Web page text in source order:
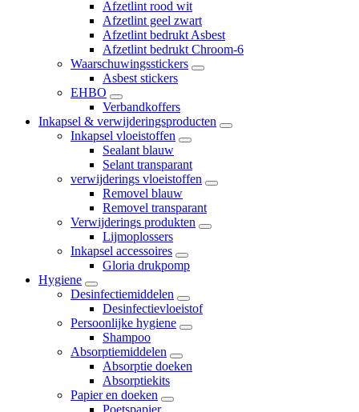
Afzetlint rood wit
Afzetlint geel zwart
Afzetlint bedrukt Asbest
Afzetlint bedrukt Chroom-6
Waarschuwingsstickers
Asbest stickers
EHBO
Verbandkoffers
Inkapsel & verwijderingsproducten
Inkapsel vloeistoffen
Sealant blauw
Selant transparant
verwijderings vloeistoffen
Removel blauw
Removel transparant
Verwijderings produkten
Lijmoplossers
Inkapsel accessoires
Gloria drukpomp
Hygiene
Desinfectiemiddelen
Desinfectievloeistof
Persoonlijke hygiene
Shampoo
Absorptiemiddelen
Absorptie doeken
Absorptiekits
Papier en doeken